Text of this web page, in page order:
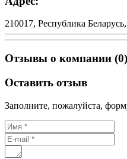
210017, Республика
Отзывы о компании (0)
Оставить отзыв
Заполните, пожалуйста,